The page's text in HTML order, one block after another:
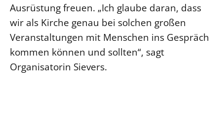
Ausrüstung freuen. „Ich glaube daran, dass
wir als Kirche genau bei solchen großen
Veranstaltungen mit Menschen ins Gespräch
kommen können und sollten“, sagt
Organisatorin Sievers.